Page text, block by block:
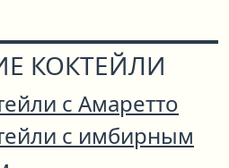
КОКТЕЙЛИ
с Амаретто
с имбирным